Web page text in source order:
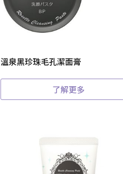
溫泉黑珍珠毛孔潔面膏
了解更多